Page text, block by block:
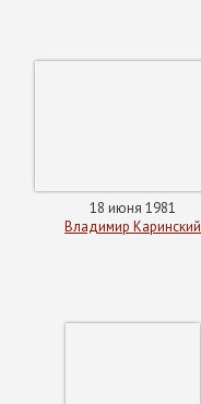
18 июня 1981
Владимир Каринский